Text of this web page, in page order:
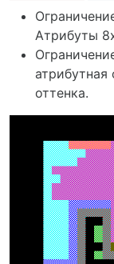
Атрибуты
атрибутная
оттенка.